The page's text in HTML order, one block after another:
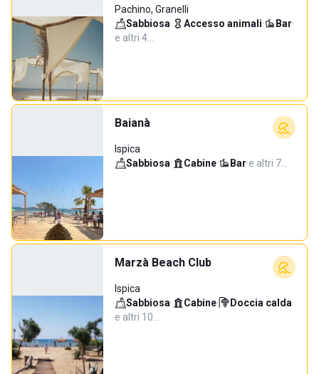
Pachino, Granelli
Sabbiosa· Accesso animali· Bar·
e altri 4…
Baianà
Ispica
Sabbiosa· Cabine· Bar·e altri 7…
Marzà Beach Club
Ispica
Sabbiosa· Cabine· Doccia calda·
e altri 10…